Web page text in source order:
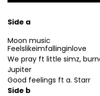
Side a
Moon music
Feelslikeimfallinginlove
We pray ft little simz,
Jupiter
Good feelings ft a. Starr
Side b